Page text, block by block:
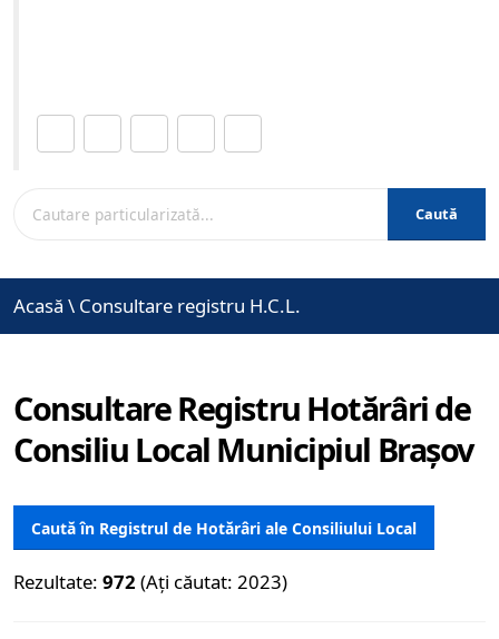
Caută
Acasă \ Consultare registru H.C.L.
Consultare Registru Hotărâri de
Consiliu Local Municipiul Brașov
Caută în Registrul de Hotărâri ale Consiliului Local
Rezultate: 972 (Ați căutat: 2023)